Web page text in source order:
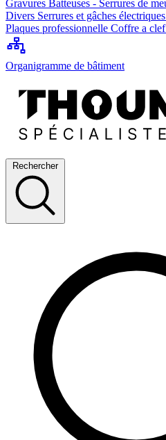
Gravures Batteuses - Serrures de
Divers Serrures et gâches électriques
Plaques professionnelle Coffre a clef
Organigramme de bâtiment
Rechercher